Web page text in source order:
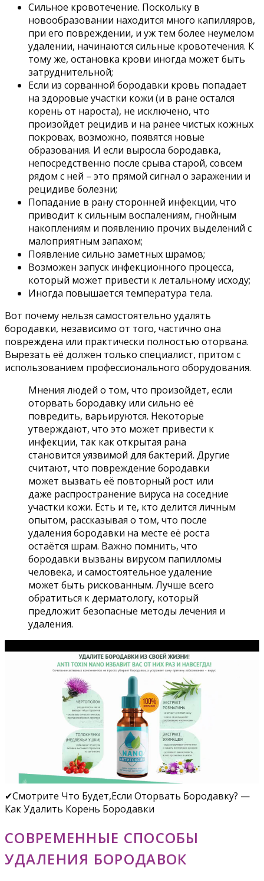
Сильное кровотечение. Поскольку в
новообразовании находится много капилляров,
при его повреждении, и уж тем более неумелом
удалении, начинаются сильные кровотечения. К
тому же, остановка крови иногда может быть
затруднительной;
Если из сорванной бородавки кровь попадает
на здоровые участки кожи (и в ране остался
корень от нароста), не исключено, что
произойдет рецидив и на ранее чистых кожных
покровах, возможно, появятся новые
образования. И если выросла бородавка,
непосредственно после срыва старой, совсем
рядом с ней – это прямой сигнал о заражении и
рецидиве болезни;
Попадание в рану сторонней инфекции, что
приводит к сильным воспалениям, гнойным
накоплениям и появлению прочих выделений с
малоприятным запахом;
Появление сильно заметных шрамов;
Возможен запуск инфекционного процесса,
который может привести к летальному исходу;
Иногда повышается температура тела.
Вот почему нельзя самостоятельно удалять
бородавки, независимо от того, частично она
повреждена или практически полностью оторвана.
Вырезать её должен только специалист, притом с
использованием профессионального оборудования.
Мнения людей о том, что произойдет, если
оторвать бородавку или сильно её
повредить, варьируются. Некоторые
утверждают, что это может привести к
инфекции, так как открытая рана
становится уязвимой для бактерий. Другие
считают, что повреждение бородавки
может вызвать её повторный рост или
даже распространение вируса на соседние
участки кожи. Есть и те, кто делится личным
опытом, рассказывая о том, что после
удаления бородавки на месте её роста
остаётся шрам. Важно помнить, что
бородавки вызваны вирусом папилломы
человека, и самостоятельное удаление
может быть рискованным. Лучше всего
обратиться к дерматологу, который
предложит безопасные методы лечения и
удаления.
✔Смотрите Что Будет,Если Оторвать Бородавку? —
Как Удалить Корень Бородавки
СОВРЕМЕННЫЕ СПОСОБЫ
УДАЛЕНИЯ БОРОДАВОК